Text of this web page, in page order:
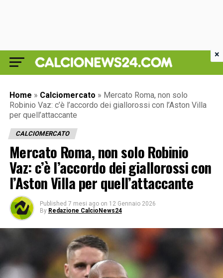
Home » Calciomercato » Mercato Roma, non solo
Robinio Vaz: c’è l’accordo dei giallorossi con l’Aston Villa
per quell’attaccante
CALCIOMERCATO
Mercato Roma, non solo Robinio
Vaz: c’è l’accordo dei giallorossi con
l’Aston Villa per quell’attaccante
Published 7 mesi ago on 12 Gennaio 2026
By Redazione CalcioNews24
×